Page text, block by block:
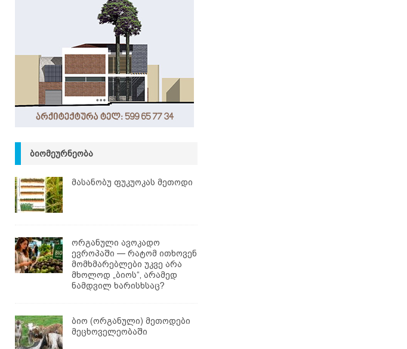
ᲑᲘᲝᲛᲔᲣᲠᲜᲔᲝᲑᲐ
მასანობუ ფუკუოკას მეთოდი
ორგანული ავოკადო
ევროპაში — რატომ ითხოვენ
მომხმარებლები უკვე არა
მხოლოდ „ბიოს“, არამედ
ნამდვილ ხარისხსაც?
ბიო (ორგანული) მეთოდები
მეცხოველეობაში